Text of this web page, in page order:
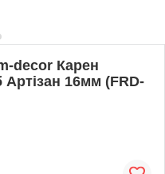
decor Карен
16мм (FRD-